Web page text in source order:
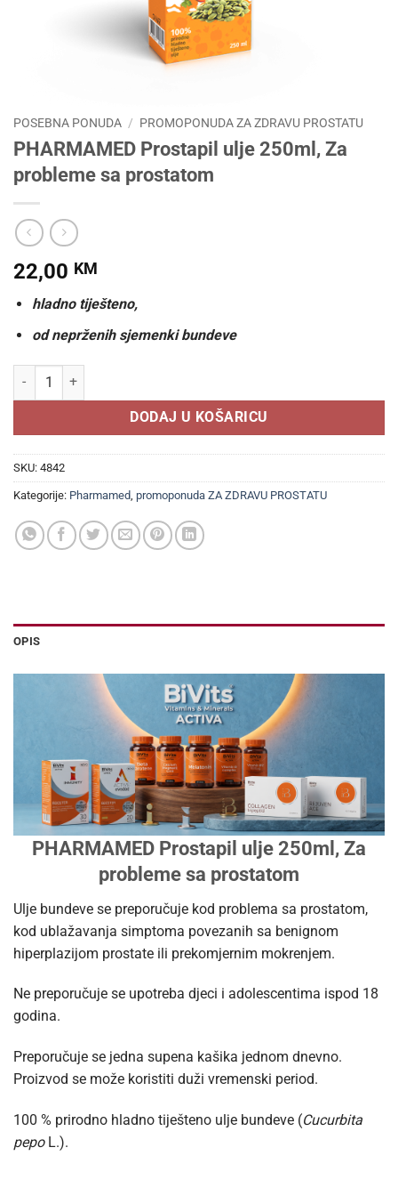
POSEBNA PONUDA / PROMOPONUDA ZA ZDRAVU PROSTATU
PHARMAMED Prostapil ulje 250ml, Za
probleme sa prostatom
22,00 KM
hladno tiješteno,
od neprženih sjemenki bundeve
PHARMAMED Prostapil ulje 250ml, Za probleme sa prostatom
DODAJ U KOŠARICU
SKU: 4842
Kategorije: Pharmamed promoponuda ZA ZDRAVU PROSTATU
OPIS
PHARMAMED Prostapil ulje 250ml, Za
probleme sa prostatom
Ulje bundeve se preporučuje kod problema sa prostatom,
kod ublažavanja simptoma povezanih sa benignom
hiperplazijom prostate ili prekomjernim mokrenjem.
Ne preporučuje se upotreba djeci i adolescentima ispod 18
godina.
Preporučuje se jedna supena kašika jednom dnevno.
Proizvod se može koristiti duži vremenski period.
100 % prirodno hladno tiješteno ulje bundeve (Cucurbita
pepoL.).